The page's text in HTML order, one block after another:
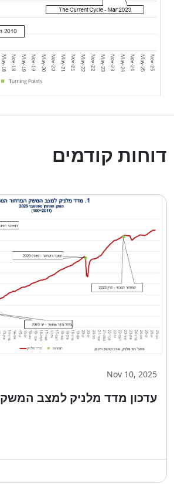
דוחות קודמים
Nov 10, 2025
עדכון מדד מלניק למצב המשק